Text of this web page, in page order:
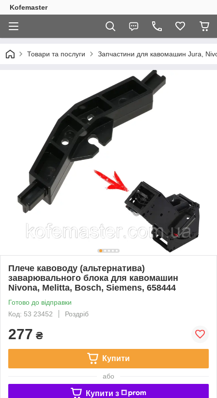
Kofemaster
Товари та послуги Запчастини для кавомашин Jura,
Плече кавоводу (альтернатива)
заварювального блока для кавомашин
Nivona, Melitta, Bosch, Siemens, 658444
Готово до відправки
Код: 53 23452
Роздріб
277 ₴
Купити
або
Купити з